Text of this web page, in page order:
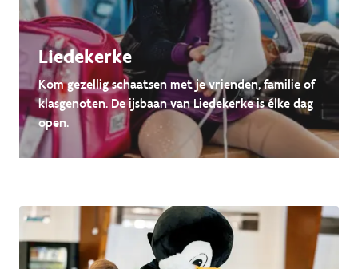
Liedekerke
Kom gezellig schaatsen met je vrienden, familie of
klasgenoten. De ijsbaan van Liedekerke is élke dag
open.